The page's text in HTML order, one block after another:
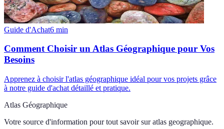
Guide d'Achat6 min
Comment Choisir un Atlas Géographique pour Vos
Besoins
Apprenez à choisir l'atlas géographique idéal pour vos projets grâce
à notre guide d'achat détaillé et pratique.
Atlas Géographique
Votre source d'information pour tout savoir sur atlas geographique.